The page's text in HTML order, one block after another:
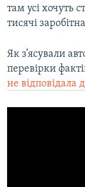
там усі хочуть
тисячі
Як з’ясували
перевірки
не відповідала